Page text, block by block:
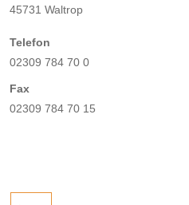
45731 Waltrop
Telefon
02309 784 70 0
Fax
02309 784 70 15